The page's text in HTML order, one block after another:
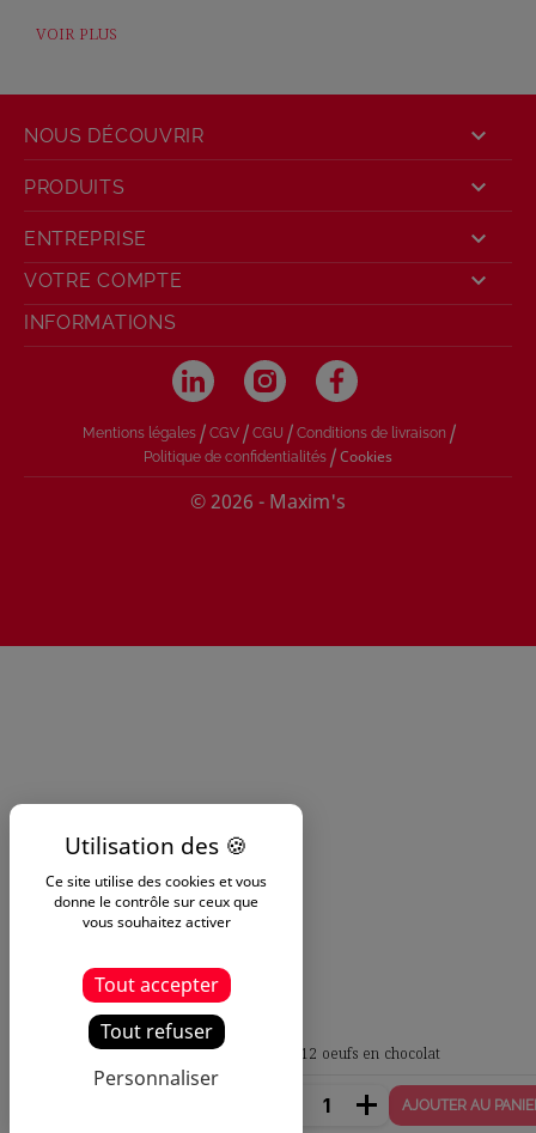
Ce site utilise des cookies et vous
donne le contrôle sur ceux que
vous souhaitez activer
Tout accepter
Tout refuser
Personnaliser
AJOUTER AU
VOIR PLUS
Oeuf métal Mosaïque - 12 oeufs en chocolat
PRODUITS 
NOUS DÉCOUVRIR 
ENTREPRISE 
VOTRE COMPTE 
INFORMATIONS
Mentions légales / CGV / CGU / Conditions de livraison /
Politique de confidentialités /Cookies
© 2026 - Maxim's